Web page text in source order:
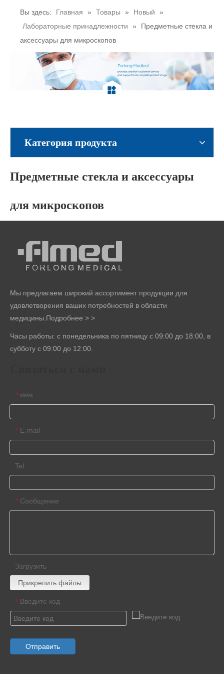
Вы здесь: Главная » Товары » Новый
»
Лабораторные принадлежности
»
Предметные стекла и
аксессуары для микроскопов
Категория продукта
Предметные стекла и аксессуары
для микроскопов
Мы предлагаем широкий ассортимент продукции для
удовлетворения ваших потребностей в области
медицины. Подробнее > >
Часы работы: с понедельника по пятницу с 09:00 до 18:00, в
субботу с 09:00 до 12:00.
* имя
* E-mail
Tel
* Сообщение
Загрузить
Прикрепить файлы
* Введите код
Отправить